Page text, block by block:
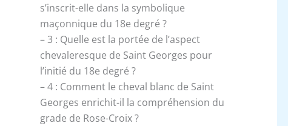
s’inscrit-elle dans la symbolique
maçonnique du 18e degré ?
– 3 : Quelle est la portée de l’aspect
chevaleresque de Saint Georges pour
l’initié du 18e degré ?
– 4 : Comment le cheval blanc de Saint
Georges enrichit-il la compréhension du
grade de Rose-Croix ?